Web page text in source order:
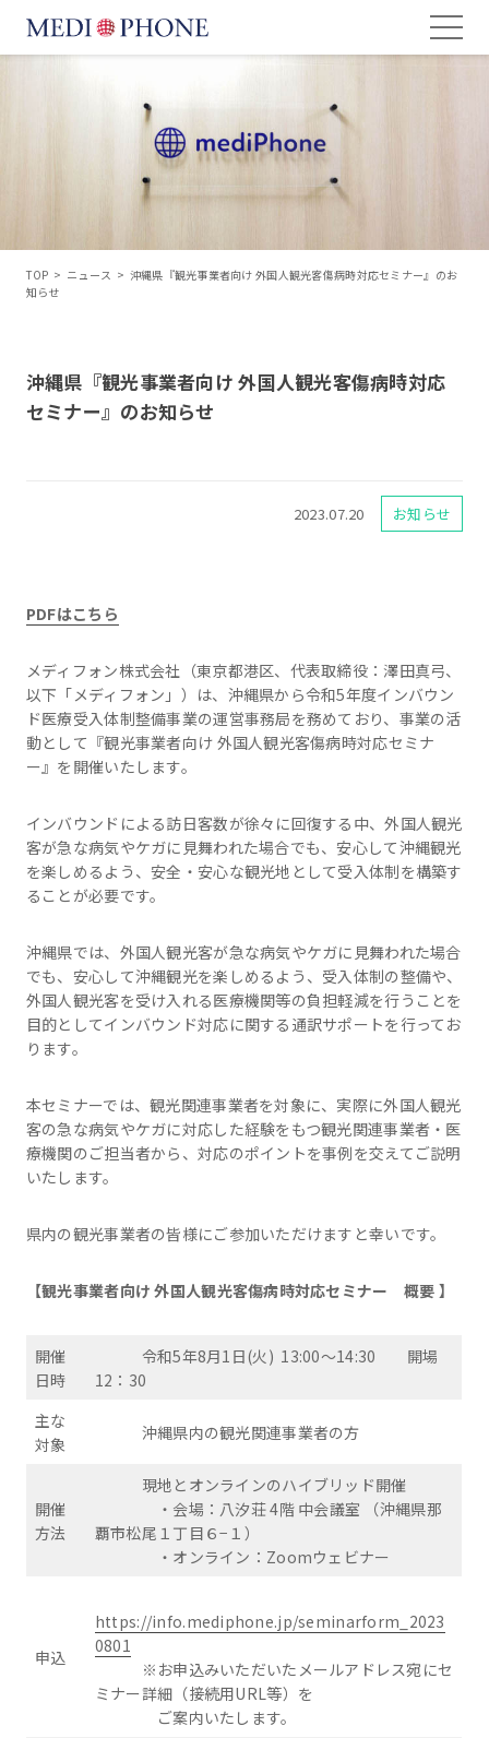
TOP > ニュース > 沖縄県『観光事業者向け 外国人観光客傷病時対応セミナー』のお
知らせ
沖縄県『観光事業者向け 外国人観光客傷病時対応
セミナー』のお知らせ
2023.07.20 お知らせ
PDFはこちら
メディフォン株式会社（東京都港区、代表取締役：澤田真弓、
以下「メディフォン」）は、沖縄県から令和5年度インバウン
ド医療受入体制整備事業の運営事務局を務めており、事業の活
動として『観光事業者向け 外国人観光客傷病時対応セミナ
ー』を開催いたします。
インバウンドによる訪日客数が徐々に回復する中、外国人観光
客が急な病気やケガに見舞われた場合でも、安心して沖縄観光
を楽しめるよう、安全・安心な観光地として受入体制を構築す
ることが必要です。
沖縄県では、外国人観光客が急な病気やケガに見舞われた場合
でも、安心して沖縄観光を楽しめるよう、受入体制の整備や、
外国人観光客を受け入れる医療機関等の負担軽減を行うことを
目的としてインバウンド対応に関する通訳サポートを行ってお
ります。
本セミナーでは、観光関連事業者を対象に、実際に外国人観光
客の急な病気やケガに対応した経験をもつ観光関連事業者・医
療機関のご担当者から、対応のポイントを事例を交えてご説明
いたします。
県内の観光事業者の皆様にご参加いただけますと幸いです。
【観光事業者向け 外国人観光客傷病時対応セミナー 概要 】
開催
日時
令和5年8月1日(火) 13:00～14:30 開場
12：30
主な
対象
沖縄県内の観光関連事業者の方
開催
方法
現地とオンラインのハイブリッド開催
・会場：八汐荘 4階 中会議室 （沖縄県那
覇市松尾１丁目６−１）
・オンライン：Zoomウェビナー
申込
https://info.mediphone.jp/seminarform_2023
0801
※お申込みいただいたメールアドレス宛にセ
ミナー詳細（接続用URL等）を
ご案内いたします。